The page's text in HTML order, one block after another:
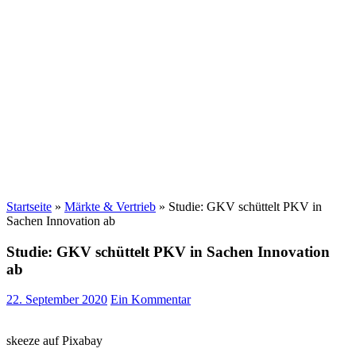
Startseite » Märkte & Vertrieb » Studie: GKV schüttelt PKV in
Sachen Innovation ab
Studie: GKV schüttelt PKV in Sachen Innovation
ab
22. September 2020 Ein Kommentar
skeeze auf Pixabay